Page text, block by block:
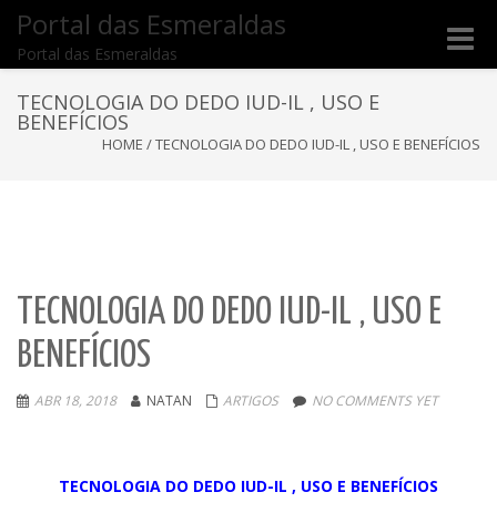
Portal das Esmeraldas
Portal das Esmeraldas
Toggle
TECNOLOGIA DO DEDO IUD-IL , USO E
BENEFÍCIOS
HOME /TECNOLOGIA DO DEDO IUD-IL , USO E BENEFÍCIOS
TECNOLOGIA DO DEDO IUD-IL , USO E
BENEFÍCIOS
ABR 18, 2018 NATAN ARTIGOS NO COMMENTS YET
TECNOLOGIA DO DEDO IUD-IL , USO E BENEFÍCIOS